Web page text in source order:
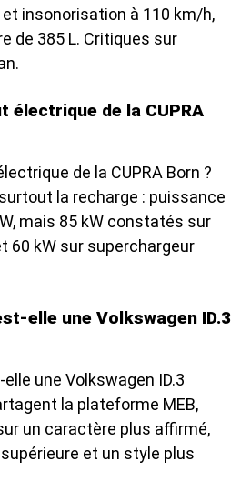
insonorisation à 110 km/h,
de 385 L. Critiques sur
électrique de la CUPRA
de la CUPRA Born ?
la recharge : puissance
mais 85 kW constatés sur
60 kW sur superchargeur
elle une Volkswagen ID.3
elle une Volkswagen ID.3
la plateforme MEB,
un caractère plus affirmé,
et un style plus